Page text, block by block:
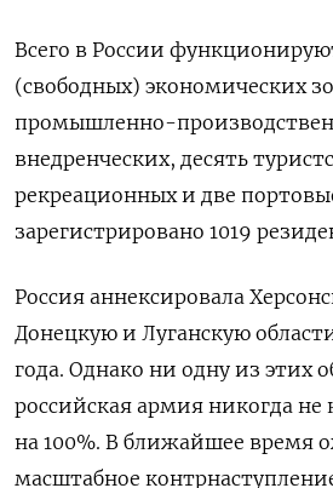
Всего в России
(свободных) экономических
промышленно-
внедренческих, десять
рекреационных и две
зарегистрировано 1019
Россия аннексировала
Донецкую и Луганскую
года. Однако ни одну из этих
российская армия никогда не
на 100%. В ближайшее время
масштабное